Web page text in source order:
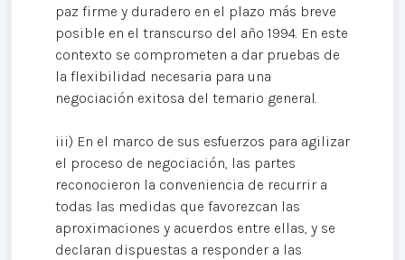
paz firme y duradero en el plazo más breve
posible en el transcurso del año 1994. En este
contexto se comprometen a dar pruebas de
la flexibilidad necesaria para una
negociación exitosa del temario general.
iii) En el marco de sus esfuerzos para agilizar
el proceso de negociación, las partes
reconocieron la conveniencia de recurrir a
todas las medidas que favorezcan las
aproximaciones y acuerdos entre ellas, y se
declaran dispuestas a responder a las